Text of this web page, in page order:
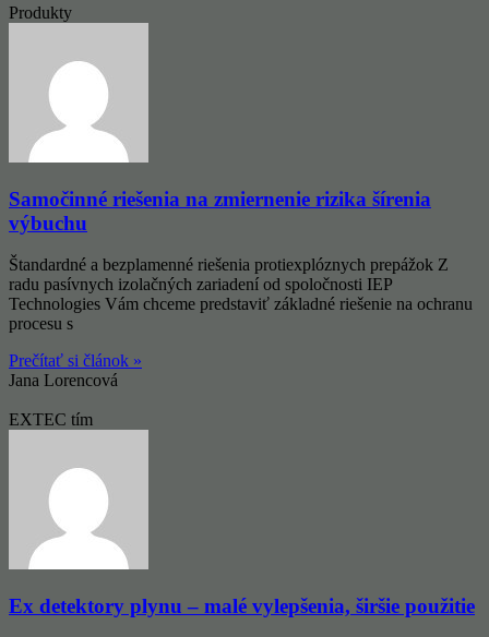
Produkty
Samočinné riešenia na zmiernenie rizika šírenia
výbuchu
Štandardné a bezplamenné riešenia protiexplóznych prepážok Z
radu pasívnych izolačných zariadení od spoločnosti IEP
Technologies Vám chceme predstaviť základné riešenie na ochranu
procesu s
Prečítať si článok »
Jana Lorencová
EXTEC tím
Ex detektory plynu – malé vylepšenia, širšie použitie